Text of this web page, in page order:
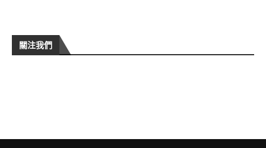
關注我們